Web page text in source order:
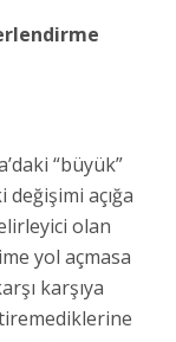
“büyük”
açığa
olan
yol açmasa
karşıya